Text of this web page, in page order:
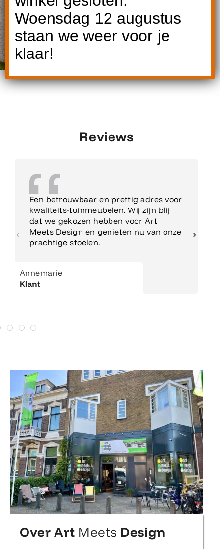
Reviews
Een betrouwbaar en prettig adres voor
kwaliteits-tuinmeubelen. Wij zijn blij
dat we gekozen hebben voor Art
Meets Design en genieten nu van onze
prachtige stoelen.
Annemarie
Klant
Over Art Meets Design
Woensdag 12 augustus
staan we weer voor je
klaar!